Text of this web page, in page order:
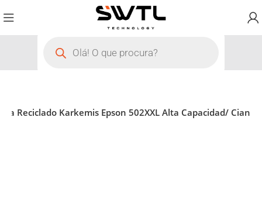
Reciclado Karkemis Epson 502XXL Alta Capacidad/ Cian